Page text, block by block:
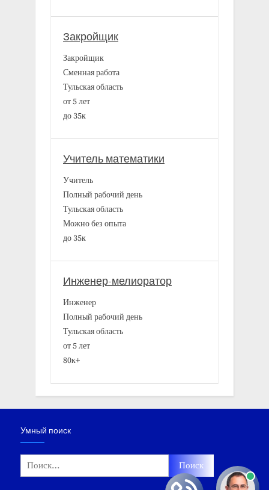
Закройщик
Закройщик
Сменная работа
Тульская область
от 5 лет
до 35к
Учитель математики
Учитель
Полный рабочий день
Тульская область
Можно без опыта
до 35к
Инженер-мелиоратор
Инженер
Полный рабочий день
Тульская область
от 5 лет
80к+
Умный поиск
Найти: